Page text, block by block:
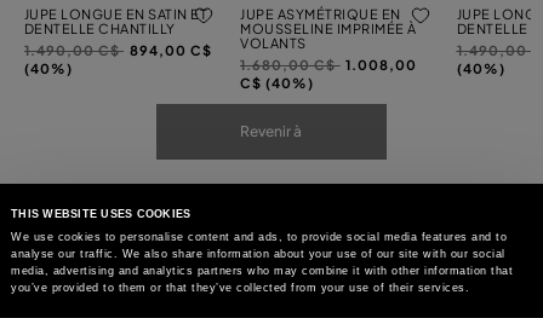
THIS WEBSITE USES COOKIES
We use cookies to personalise content and ads, to provide social media features and to
analyse our traffic. We also share information about your use of our site with our social
media, advertising and analytics partners who may combine it with other information that
you’ve provided to them or that they’ve collected from your use of their services.
JUPE LONGUE EN SATIN ET
DENTELLE CHANTILLY
Prix
réduit
1.490,00 C$à 894,00 C$
(40%)
JUPE ASYMÉTRIQUE EN
MOUSSELINE IMPRIMÉE À
VOLANTS
Prix
réduit
1.680,00 C$à1.008,00
C$ (40%)
JUPE
DENTELLE
Prix
réduit
1.490,00
(40%)
Revenir à